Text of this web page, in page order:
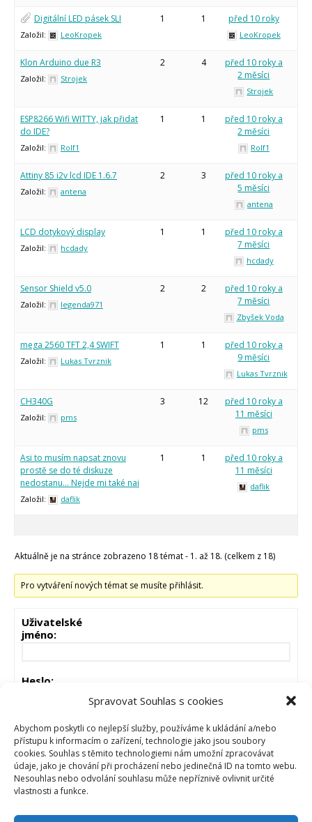
Spravovat Souhlas s cookies
Abychom poskytli co nejlepší služby, používáme k ukládání a/nebo
přístupu k informacím o zařízení, technologie jako jsou soubory
cookies. Souhlas s těmito technologiemi nám umožní zpracovávat
údaje, jako je chování při procházení nebo jedinečná ID na tomto webu.
Nesouhlas nebo odvolání souhlasu může nepříznivě ovlivnit určité
vlastnosti a funkce.
Digitální LED pásek SLI
Založil: LeoKropek
1 1 před 10 roky
LeoKropek
Klon Arduino due R3
Založil: Strojek
2 4
před 10 roky a
2 měsíci
Strojek
ESP8266 Wifi WITTY, jak přidat
do IDE?
Založil: Rolf1
1 1
před 10 roky a
2 měsíci
Rolf1
Attiny 85 i2v lcd IDE 1.6.7
Založil: antena
2 3
před 10 roky a
5 měsíci
antena
LCD dotykový display
Založil: hcdady
1 1
před 10 roky a
7 měsíci
hcdady
Sensor Shield v5.0
Založil: legenda971
2 2
před 10 roky a
7 měsíci
Zbyšek Voda
mega 2560 TFT 2,4 SWIFT
Založil: Lukas Tvrznik
1 1
před 10 roky a
9 měsíci
Lukas Tvrznik
CH340G
Založil: pms
3 12
před 10 roky a
11 měsíci
pms
Asi to musím napsat znovu
prostě se do té diskuze
nedostanu… Nejde mi také nai
Založil: daflik
1 1
před 10 roky a
11 měsíci
daflik
Aktuálně je na stránce zobrazeno 18 témat - 1. až 18. (celkem z 18)
Pro vytváření nových témat se musíte přihlásit.
Uživatelské
jméno:
Heslo:
Zůstat přihlášen
PŘIHLÁSIT